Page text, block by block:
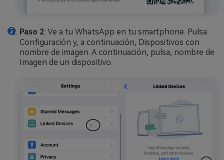
Paso 2: Ve a tu WhatsApp en tu smartphone. Pulsa
Configuración y, a continuación, Dispositivos con
nombre de imagen. A continuación, pulsa, nombre de
Imagen de un dispositivo.